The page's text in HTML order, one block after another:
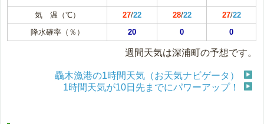
気 温（℃） 27/22 28/22 27/22
降水確率（％）
20 0 0
週間天気は深浦町の予想です。
驫木漁港の1時間天気（お天気ナビゲータ）
1時間天気が10日先までにパワーアップ！